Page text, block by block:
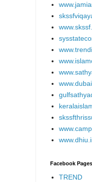
Facebook Pages
TREND